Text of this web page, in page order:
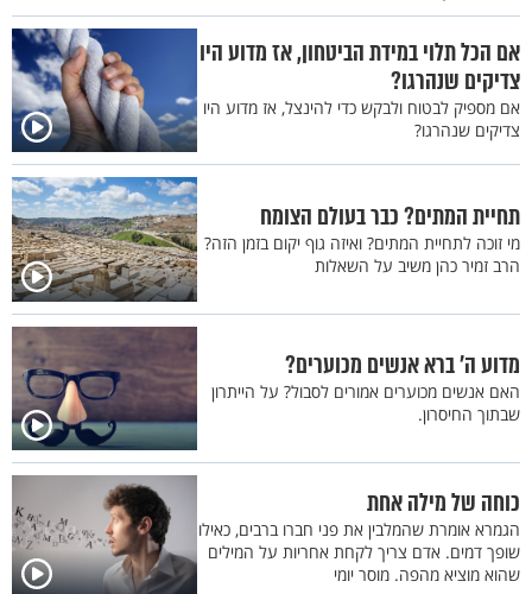
אם הכל תלוי במידת הביטחון, אז מדוע היו
צדיקים שנהרגו?
אם מספיק לבטוח ולבקש כדי להינצל, אז מדוע היו
צדיקים שנהרגו?
תחיית המתים? כבר בעולם הצומח
מי זוכה לתחיית המתים? ואיזה גוף יקום בזמן הזה?
הרב זמיר כהן משיב על השאלות
מדוע ה’ ברא אנשים מכוערים?
האם אנשים מכוערים אמורים לסבול? על הייתרון
שבתוך החיסרון.
כוחה של מילה אחת
הגמרא אומרת שהמלבין את פני חברו ברבים, כאילו
שופך דמים. אדם צריך לקחת אחריות על המילים
שהוא מוציא מהפה. מוסר יומי